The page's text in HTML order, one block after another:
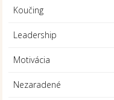
Koučing
Leadership
Motivácia
Nezaradené